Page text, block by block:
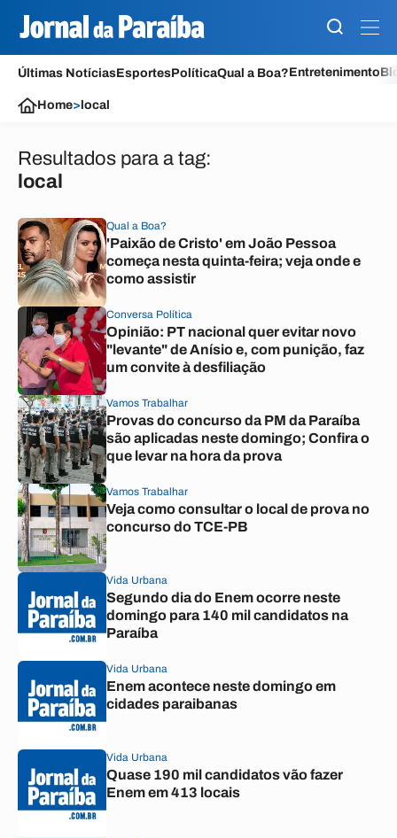
Últimas NotíciasEsportesPolíticaQual a Boa?Entretenimento
Home> local
Resultados para a tag:
local
Qual a Boa?
'Paixão de Cristo' em João Pessoa
começa nesta quinta-feira; veja onde e
como assistir
Conversa Política
Opinião: PT nacional quer evitar novo
"levante" de Anísio e, com punição, faz
um convite à desfiliação
Vamos Trabalhar
Provas do concurso da PM da Paraíba
são aplicadas neste domingo; Confira o
que levar na hora da prova
Vamos Trabalhar
Veja como consultar o local de prova no
concurso do TCE-PB
Vida Urbana
Segundo dia do Enem ocorre neste
domingo para 140 mil candidatos na
Paraíba
Vida Urbana
Enem acontece neste domingo em
cidades paraibanas
Vida Urbana
Quase 190 mil candidatos vão fazer
Enem em 413 locais